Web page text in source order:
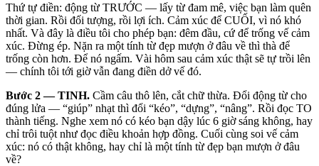
Thứ tự điền: động từ TRƯỚC — lấy từ đam mê, việc bạn làm quên
thời gian. Rồi đối tượng, rồi lợi ích. Cảm xúc để CUỐI, vì nó khó
nhất. Và đây là điều tôi cho phép bạn: đêm đầu, cứ để trống vế cảm
xúc. Đừng ép. Nặn ra một tính từ đẹp mượn ở đâu về thì thà để
trống còn hơn. Để nó ngấm. Vài hôm sau cảm xúc thật sẽ tự trồi lên
— chính tôi tới giờ vẫn đang điền dở vế đó.
Bước 2 — TINH. Cầm câu thô lên, cắt chữ thừa. Đổi động từ cho
đúng lửa — “giúp” nhạt thì đổi “kéo”, “dựng”, “nâng”. Rồi đọc TO
thành tiếng. Nghe xem nó có kéo bạn dậy lúc 6 giờ sáng không, hay
chỉ trôi tuột như đọc điều khoản hợp đồng. Cuối cùng soi vế cảm
xúc: nó có thật không, hay chỉ là một tính từ đẹp bạn mượn ở đâu
về?